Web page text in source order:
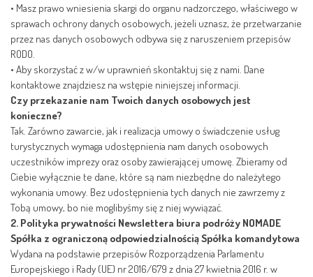
• Masz prawo wniesienia skargi do organu nadzorczego, właściwego w
sprawach ochrony danych osobowych, jeżeli uznasz, że przetwarzanie
przez nas danych osobowych odbywa się z naruszeniem przepisów
RODO.
• Aby skorzystać z w/w uprawnień skontaktuj się z nami. Dane
kontaktowe znajdziesz na wstępie niniejszej informacji.
Czy przekazanie nam Twoich danych osobowych jest
konieczne?
Tak. Zarówno zawarcie, jak i realizacja umowy o świadczenie usług
turystycznych wymaga udostępnienia nam danych osobowych
uczestników imprezy oraz osoby zawierającej umowę. Zbieramy od
Ciebie wyłącznie te dane, które są nam niezbędne do należytego
wykonania umowy. Bez udostępnienia tych danych nie zawrzemy z
Tobą umowy, bo nie moglibyśmy się z niej wywiązać.
2. Polityka prywatności Newslettera biura podróży NOMADE
Spółka z ograniczoną odpowiedzialnością Spółka komandytowa
Wydana na podstawie przepisów Rozporządzenia Parlamentu
Europejskiego i Rady (UE) nr 2016/679 z dnia 27 kwietnia 2016 r. w